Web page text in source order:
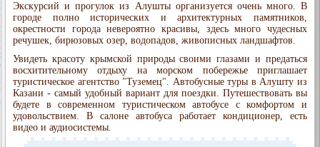
Экскурсий и прогулок из Алушты организуется очень много. В
городе полно исторических и архитектурных памятников,
окрестности города невероятно красивы, здесь много чудесных
речушек, бирюзовых озер, водопадов, живописных ландшафтов.
Увидеть красоту крымской природы своими глазами и предаться
восхитительному отдыху на морском побережье приглашает
туристическое агентство "Туземец". Автобусные туры в Алушту из
Казани - самый удобный вариант для поездки. Путешествовать вы
будете в современном туристическом автобусе с комфортом и
удовольствием. В салоне автобуса работает кондиционер, есть
видео и аудиосистемы.